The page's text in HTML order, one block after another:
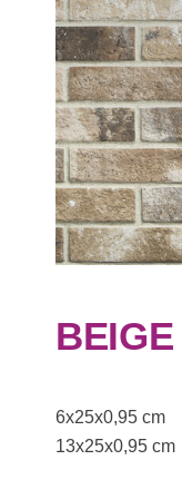
BEIGE
6x25x0,95 cm
13x25x0,95 cm